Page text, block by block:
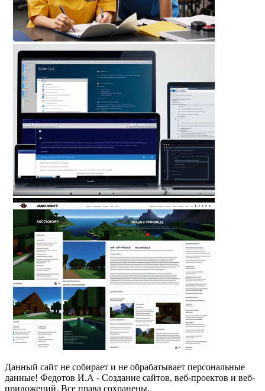
Данный сайт не собирает и не обрабатывает персональные
данные! Федотов И.А - Создание сайтов, веб-проектов и веб-
приложений. Все права сохранены.